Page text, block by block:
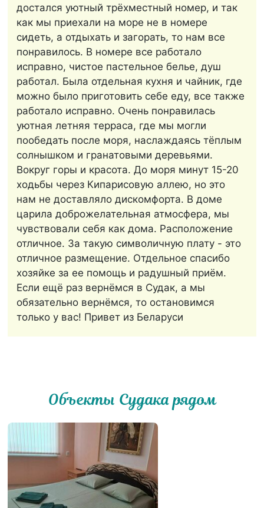
достался уютный трёхместный номер, и так
как мы приехали на море не в номере
сидеть, а отдыхать и загорать, то нам все
понравилось. В номере все работало
исправно, чистое пастельное белье, душ
работал. Была отдельная кухня и чайник, где
можно было приготовить себе еду, все также
работало исправно. Очень понравилась
уютная летняя терраса, где мы могли
пообедать после моря, наслаждаясь тёплым
солнышком и гранатовыми деревьями.
Вокруг горы и красота. До моря минут 15-20
ходьбы через Кипарисовую аллею, но это
нам не доставляло дискомфорта. В доме
царила доброжелательная атмосфера, мы
чувствовали себя как дома. Расположение
отличное. За такую символичную плату - это
отличное размещение. Отдельное спасибо
хозяйке за ее помощь и радушный приём.
Если ещё раз вернёмся в Судак, а мы
обязательно вернёмся, то остановимся
только у вас! Привет из Беларуси
Объекты Судака рядом